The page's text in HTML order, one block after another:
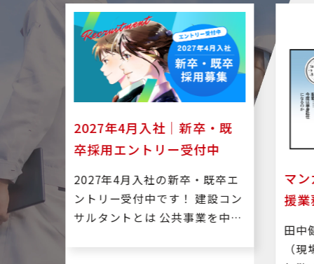
算・資料作成業務に従事します。
勤務地：東京都千代田区 給与：
360,000円〜560,000円 官公庁
より発注される土木工事の設計補
助、資料作成業務
官公庁発注 施工管理業務
勤務地：千葉県茂原市 給与：
410,000円〜610,000円 国交省
より発注される工事の施工管理業
務または施工管理補助業務 （工
程管理、安全管理など）
官公庁発注 施工管理業務
勤務地：東京都新宿区 給与：
410,000円〜610,000円 官公庁
より発注される道路工事・土木工
・既
付中
既卒エ
設コン
を中心
マンガでわかる｜発注者支
援業務はなぜ今チャンスな
のか？